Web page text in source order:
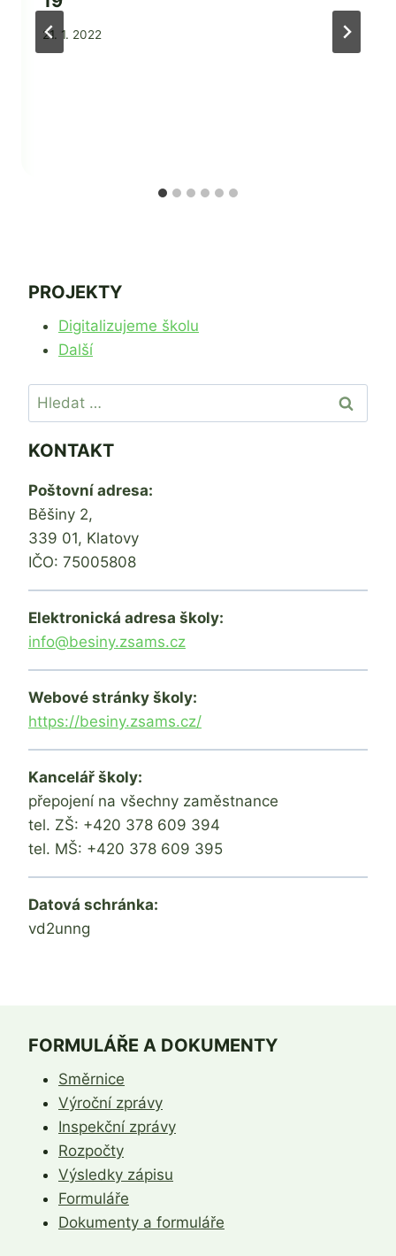
Od
Mgr.
21. 1. 2022
PROJEKTY
Digitalizujeme školu
Další
Vyhledávání
KONTAKT
Poštovní adresa:
Běšiny 2,
339 01, Klatovy
IČO: 75005808
Elektronická adresa školy:
info@besiny.zsams.cz
Webové stránky školy:
https://besiny.zsams.cz/
Kancelář školy:
přepojení na všechny zaměstnance
tel. ZŠ: +420 378 609 394
tel. MŠ: +420 378 609 395
Datová schránka:
vd2unng
FORMULÁŘE A DOKUMENTY
Směrnice
Výroční zprávy
Inspekční zprávy
Rozpočty
Výsledky zápisu
Formuláře
Dokumenty a formuláře